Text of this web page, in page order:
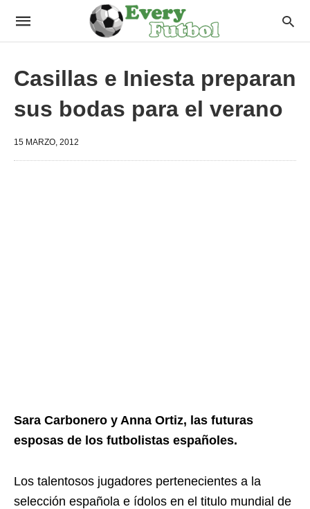
Casillas e Iniesta preparan
sus bodas para el verano
15 MARZO, 2012
Sara Carbonero y Anna Ortiz, las futuras
esposas de los futbolistas españoles.
Los talentosos jugadores pertenecientes a la
selección española e ídolos en el titulo mundial de